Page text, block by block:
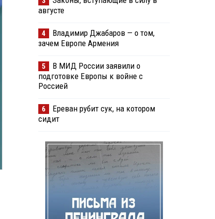
августе
4
Владимир Джабаров — о том,
зачем Европе Армения
5
В МИД России заявили о
подготовке Европы к войне с
Россией
6
Ереван рубит сук, на котором
сидит